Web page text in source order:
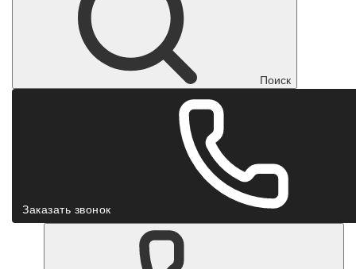
Поиск
Заказать звонок